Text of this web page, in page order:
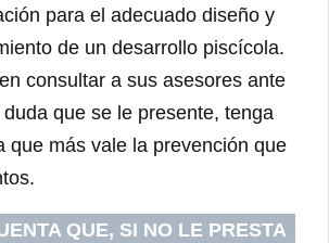
para el adecuado diseño y
de un desarrollo piscícola.
consultar a sus asesores ante
que se le presente, tenga
que más vale la prevención que
QUE, SI NO LE PRESTA